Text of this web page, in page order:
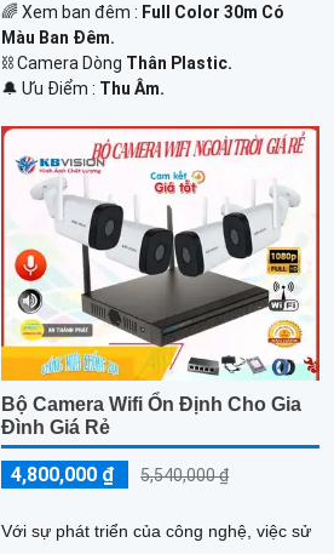
🌈 Xem ban đêm : Full Color 30m Có
Màu Ban Ðêm.
⛓ Camera Dòng Thân Plastic.
️🔔 Ưu Điểm : Thu Âm.
Bộ Camera Wifi Ổn Định Cho Gia
Đình Giá Rẻ
4,800,000 ₫ 5,540,000 ₫
Với sự phát triển của công nghệ, việc sử